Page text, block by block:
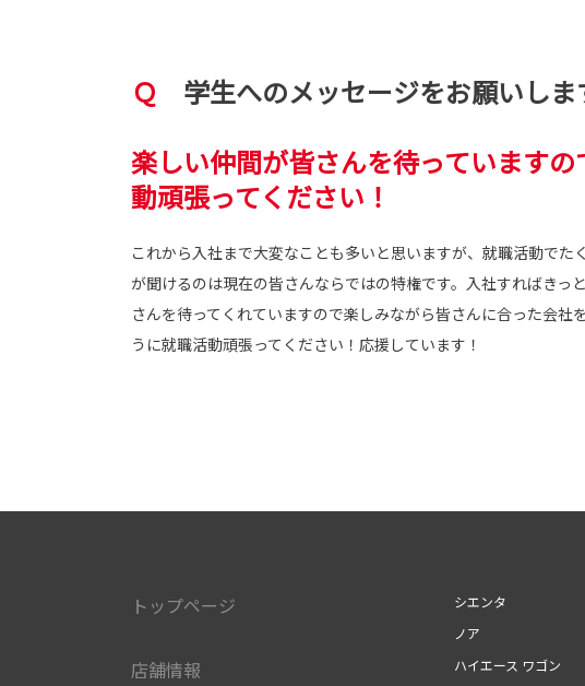
Ｑ 学生へのメッセージをお願いしま
楽しい仲間が皆さんを待っていますの
動頑張ってください！
これから入社まで大変なことも多いと思いますが、就職活動でた
が聞けるのは現在の皆さんならではの特権です。入社すればきっ
さんを待ってくれていますので楽しみながら皆さんに合った会社
うに就職活動頑張ってください！応援しています！
トップページ
店舗情報
シエンタ
ノア
ハイエース ワゴン